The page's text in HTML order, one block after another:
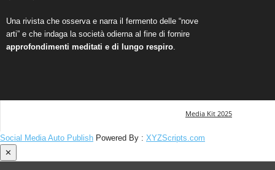
Una rivista che osserva e narra il fermento delle “nove
arti” e che indaga la società odierna al fine di fornire
approfondimenti meditati e di lungo respiro.
Media Kit 2025
Social Media Auto Publish Powered By : XYZScripts.com
✕